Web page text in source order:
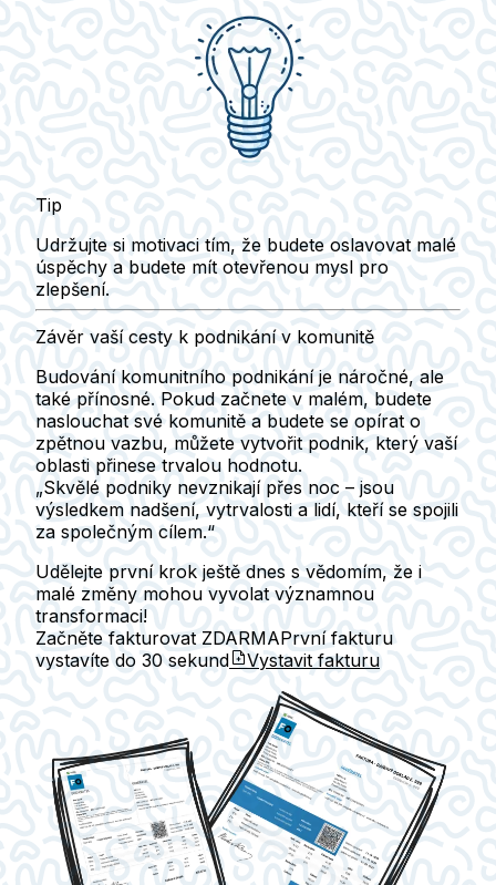
Tip
Udržujte si motivaci tím, že budete oslavovat malé
úspěchy a budete mít otevřenou mysl pro
zlepšení.
Závěr vaší cesty k podnikání v komunitě
Budování komunitního podnikání je náročné, ale
také přínosné. Pokud začnete v malém, budete
naslouchat své komunitě a budete se opírat o
zpětnou vazbu, můžete vytvořit podnik, který vaší
oblasti přinese trvalou hodnotu.
„Skvělé podniky nevznikají přes noc – jsou
výsledkem nadšení, vytrvalosti a lidí, kteří se spojili
za společným cílem.“
Udělejte první krok ještě dnes s vědomím, že i
malé změny mohou vyvolat významnou
transformaci!
Začněte fakturovat ZDARMAPrvní fakturu
vystavíte do 30 sekund Vystavit fakturu